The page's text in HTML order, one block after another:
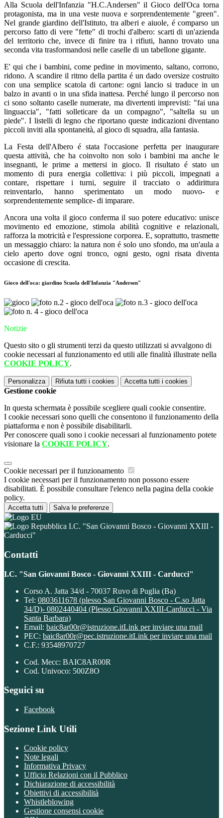
Alla Scuola dell'Infanzia "H.C.Andersen" il Gioco dell'Oca torna
protagonista, ma in una veste nuova e sorprendentemente "green".
Nel grande giardino dell'Istituto, tra alberi e aiuole, é comparso un
percorso fatto di vere "fette" di trochi d'albero: scarti di un'azienda
del territorio che, invece di finire tra i rifiuti, hanno trovato una
seconda vita trasformandosi nelle caselle di un tabellone gigante.
E' qui che i bambini, come pedine in movimento, saltano, corrono,
ridono. A scandire il ritmo della partita é un dado oversize costruito
con una semplice scatola di cartone: ogni lancio si traduce in un
balzo in avanti o in una sfida inattesa. Perché lungo il percorso non
ci sono soltanto caselle numerate, ma divertenti imprevisti: "fai una
linguaccia", "fatti solleticare da un compagno", "saltella su un
piede". I listelli di legno che riportano queste indicazioni diventano
piccoli inviti alla spontaneità, al gioco di squadra, alla fantasia.
La Festa dell'Albero é stata l'occasione perfetta per inaugurare
questa attività, che ha coinvolto non solo i bambini ma anche le
insegnanti, le prime a mettersi in gioco. Il risultato é stato un
momento di pura energia collettiva: i più piccoli, impegnati a
contare, rispettare i turni, seguire il tracciato o addirittura
reinventarlo, hanno sperimentato un modo nuovo- e
sorprendentemente semplice- di imparare.
Ancora una volta il gioco conferma il suo potere educativo: unisce
movimento ed emozione, stimola abilità cognitive e relazionali,
rafforza la motricità e l'espressione corporea. E, soprattutto, trasmette
un messaggio chiaro: la natura non é solo uno sfondo, ma un'aula a
cielo aperto dove ogni tronco, ogni gesto, ogni risata diventa
occasione di crescita.
Gioco dell'oca: giardino Scuola dell'Infanzia "Andersen"
Notizie
Questo sito o gli strumenti terzi da questo utilizzati si avvalgono di
cookie necessari al funzionamento ed utili alle finalità illustrate nella
COOKIE POLICY.
Personalizza Rifiuta tutti i cookies Accetta tutti i cookies
Gestione cookie
In questa schermata è possibile scegliere quali cookie consentire.
I cookie necessari sono quelli che consentono il funzionamento della
piattaforma e non è possibile disabilitarli.
Per conoscere quali sono i cookie necessari al funzionamento potete
visionare la COOKIE POLICY.
Cookie necessari per il funzionamento
I cookie necessari per il funzionamento non possono essere
disabilitati. È possibile consultare l'elenco nella pagina della cookie
policy.
Accetta tutti Salva le preferenze
I.C. "San Giovanni Bosco - Giovanni XXIII -
Carducci"
Contatti
I.C. "San Giovanni Bosco - Giovanni XXIII - Carducci"
Corso A. Jatta 34/d - 70037 Ruvo di Puglia (Ba)
Tel: 0803611678 (plesso San Giovanni Bosco - C.so Jatta
34/D)- 0802440404 (Plesso Giovanni XXIII-Carducci - Via
Santa Barbara)
Email: baic8ar00r@istruzione.itLink per inviare una mail
PEC: baic8ar00r@pec.istruzione.itLink per inviare una mail
C.F.: 93548970727
Cod. Mecc: BAIC8AR00R
Cod. Univoco: 500Z8O
Seguici su
Facebook
Sezione Link Utili
Cookie policy
Note legali
Informativa Privacy
Ufficio Relazioni con il Pubblico
Dichiarazione di accessibilità
Obiettivi di accessibilità
Whistleblowing
Gestione consensi cookie